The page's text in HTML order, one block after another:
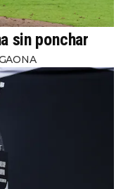
sin ponchar